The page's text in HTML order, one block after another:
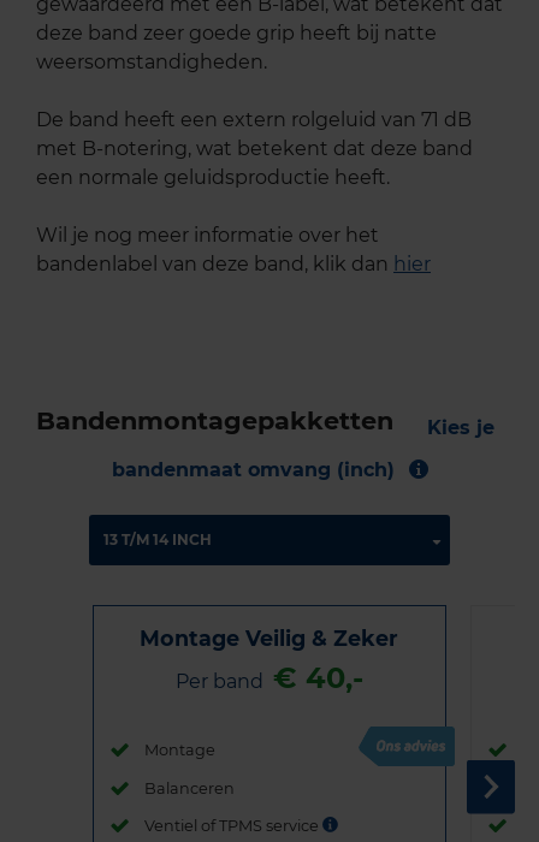
deze band zeer goede grip heeft bij natte
weersomstandigheden.
De band heeft een extern rolgeluid van 71 dB
met B-notering, wat betekent dat deze band
een normale geluidsproductie heeft.
Wil je nog meer informatie over het
bandenlabel van deze band, klik dan hier
Bandenmontagepakketten
Kies je
bandenmaat omvang (inch)
Montage Veilig & Zeker
Per band € 40,-
Montage
Balanceren
Ventiel of TPMS service